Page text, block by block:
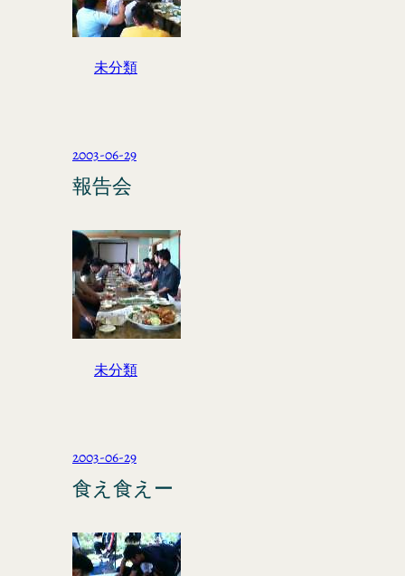
未分類
2003-06-29
報告会
未分類
2003-06-29
食え食えー